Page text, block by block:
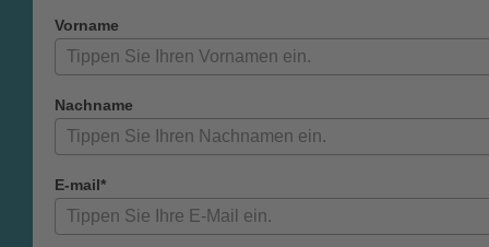
Vorname
Nachname
E-mail*